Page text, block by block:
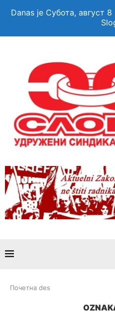
Danas je Субота, август
Почетна des